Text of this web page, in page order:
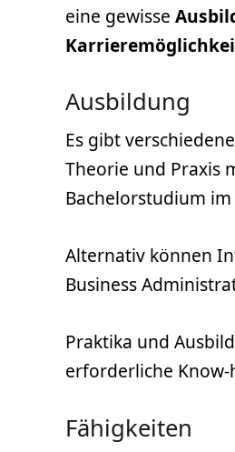
eine gewisse
Ausbildung
Es gibt
Theorie und Praxis
Bachelorstudium
Alternativ können
Business
Praktika und
erforderliche
Fähigkeiten